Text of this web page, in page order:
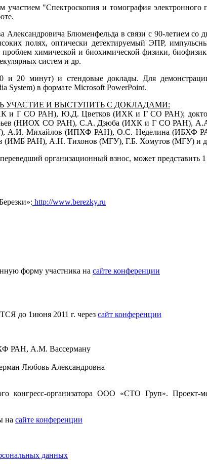
"Спектроскопия и томография электронного
Блюменфельда в связи с 90-летием со
полях, оптически детектируемый ЭПР,
химической и биохимической физики,
систем и др.
и 20 минут) и стендовые доклады. Для
System) в формате Microsoft PowerPoint.
УЧАСТИЕ И ВЫСТУПИТЬ С ДОКЛАДАМИ:
и Г СО РАН), Ю.Д. Цветков (ИХК и Г СО РАН);
(НИОХ СО РАН), С.А. Дзюба (ИХК и Г СО РАН),
А.И. Михайлов (ИПХФ РАН), О.С. Неделина
РАН), А.Н. Тихонов (МГУ), Г.Б. Хомутов (МГУ) и
организационный взнос, может представить
http://www.berezky.ru
форму участника на сайте конференции
1июня 2011 г. через сайт конференции
РАН, А.М. Вассерману
Любовь Александровна
конгресс-организатора ООО «СТО Груп».
на сайте конференции
данных